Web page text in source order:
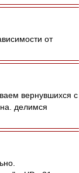
от
вернувшихся с
делимся